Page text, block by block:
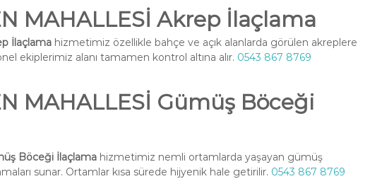
MAHALLESİ Akrep İlaçlama
İlaçlama hizmetimiz özellikle bahçe ve açık alanlarda görülen akreplere
ekiplerimiz alanı tamamen kontrol altına alır. 0543 867 8769
MAHALLESİ Gümüş Böceği
Böceği İlaçlama hizmetimiz nemli ortamlarda yaşayan gümüş
sunar. Ortamlar kısa sürede hijyenik hale getirilir. 0543 867 8769